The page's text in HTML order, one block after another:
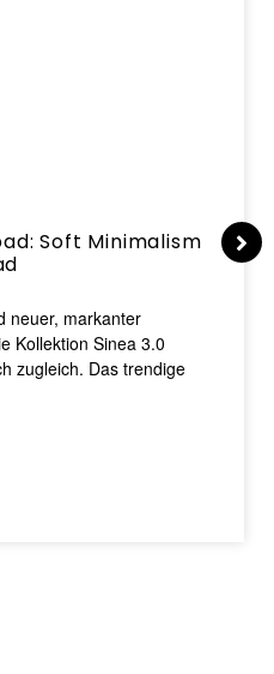
Soft Minimalism
neuer, markanter
Kollektion Sinea 3.0
zugleich. Das trendige